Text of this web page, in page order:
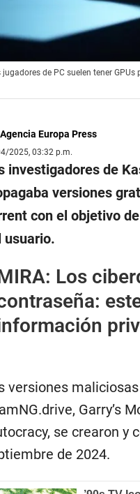
de PC suelen tener
Agencia Europa Press
2025, 03:32 p.m.
investigadores de
versiones
con el objetivo
usuario.
: Los
versiones
Garry’s
se crearon y
de 2024.